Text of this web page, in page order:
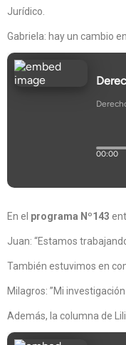
Jurídico.
Gabriela: hay un cambio
En el programa Nº143
Juan: “Estamos
También estuvimos en
Milagros: ”Mi
Además, la columna de